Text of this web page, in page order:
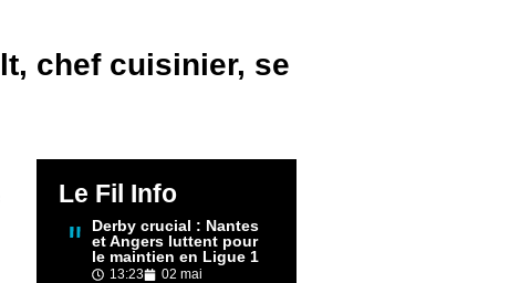
chef cuisinier, se
Le Fil Info
Derby crucial : Nantes
et Angers luttent pour
le maintien en Ligue 1
13:23 02 mai